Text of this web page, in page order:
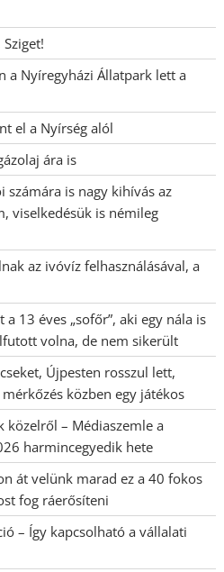
a Nyíregyházi Állatpark lett a
el a Nyírség alól
ára is
számára is nagy kihívás az
viselkedésük is némileg
az ivóvíz felhasználásával, a
13 éves „sofőr”, aki egy nála is
volna, de nem sikerült
Újpesten rosszul lett,
közben egy játékos
közelről – Médiaszemle a
harmincegyedik hete
át velünk marad ez a 40 fokos
fog ráerősíteni
– Így kapcsolható a vállalati